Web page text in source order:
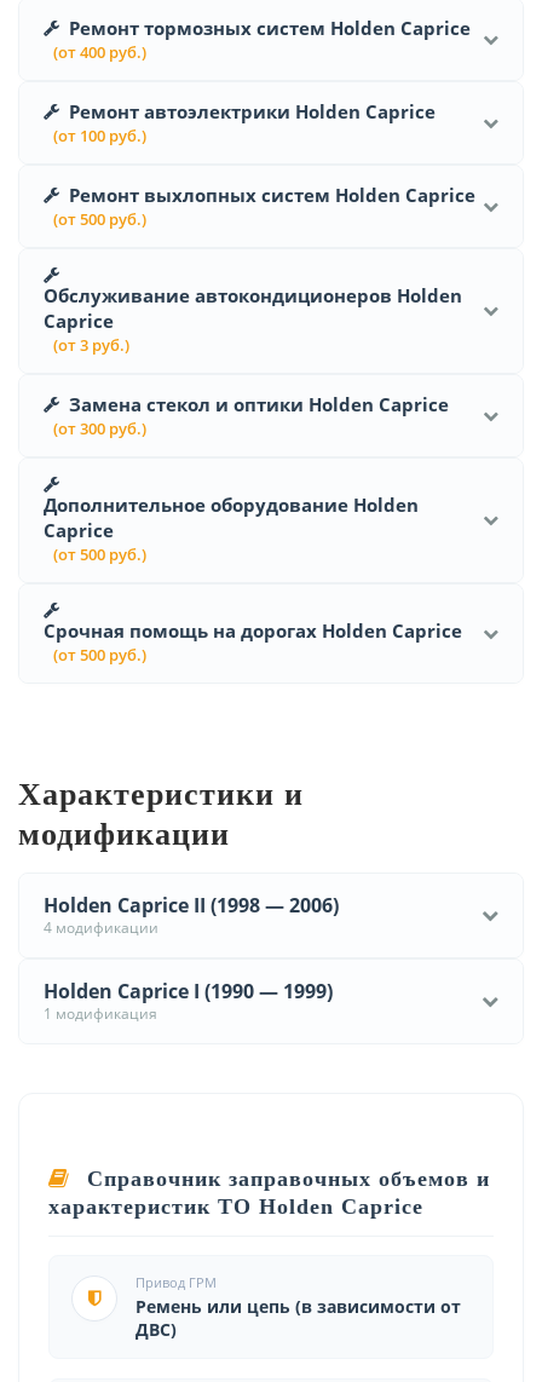
Ремонт тормозных систем Holden Caprice
(от 400 руб.)
Ремонт автоэлектрики Holden Caprice
(от 100 руб.)
Ремонт выхлопных систем Holden Caprice
(от 500 руб.)
Обслуживание автокондиционеров Holden
Caprice
(от 3 руб.)
Замена стекол и оптики Holden Caprice
(от 300 руб.)
Дополнительное оборудование Holden
Caprice
(от 500 руб.)
Срочная помощь на дорогах Holden Caprice
(от 500 руб.)
Характеристики и
модификации
Holden Caprice II (1998 — 2006)
4 модификации
Holden Caprice I (1990 — 1999)
1 модификация
Справочник заправочных объемов и
характеристик ТО Holden Caprice
Привод ГРМ
Ремень или цепь (в зависимости от
ДВС)